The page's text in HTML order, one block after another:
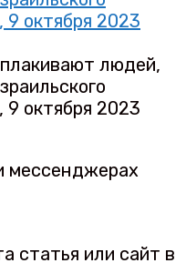
людей,
9 октября 2023
мессенджерах
статья или сайт в